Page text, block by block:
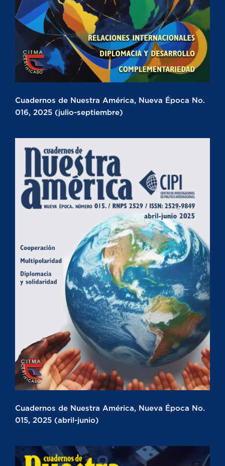
Cuadernos de Nuestra América, Nueva Época No.
016, 2025 (julio-septiembre)
Cuadernos de Nuestra América, Nueva Época No.
015, 2025 (abril-junio)